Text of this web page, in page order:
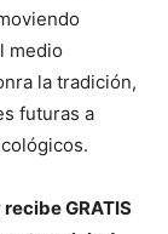
medio
la tradición,
futuras a
GRATIS